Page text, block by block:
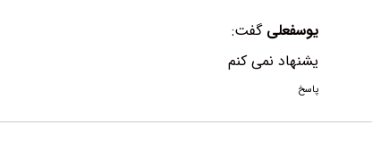
یوسفعلی گفت:
یشنهاد نمی کنم
پاسخ